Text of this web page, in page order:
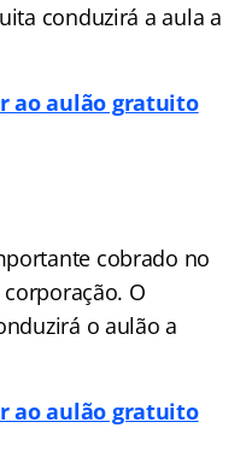
conduzirá a aula a
ao aulão gratuito
cobrado no
O
o aulão a
ao aulão gratuito